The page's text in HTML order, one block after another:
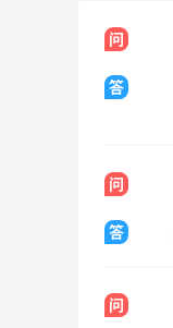
问
答
问
答
问